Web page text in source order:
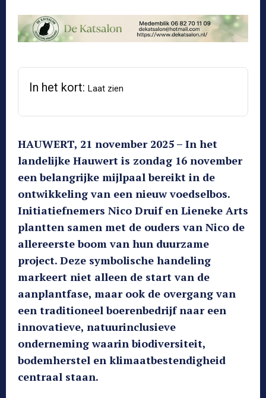
In het kort: Laat zien
HAUWERT, 21 november 2025 – In het
landelijke Hauwert is zondag 16 november
een belangrijke mijlpaal bereikt in de
ontwikkeling van een nieuw voedselbos.
Initiatiefnemers Nico Druif en Lieneke Arts
plantten samen met de ouders van Nico de
allereerste boom van hun duurzame
project. Deze symbolische handeling
markeert niet alleen de start van de
aanplantfase, maar ook de overgang van
een traditioneel boerenbedrijf naar een
innovatieve, natuurinclusieve
onderneming waarin biodiversiteit,
bodemherstel en klimaatbestendigheid
centraal staan.